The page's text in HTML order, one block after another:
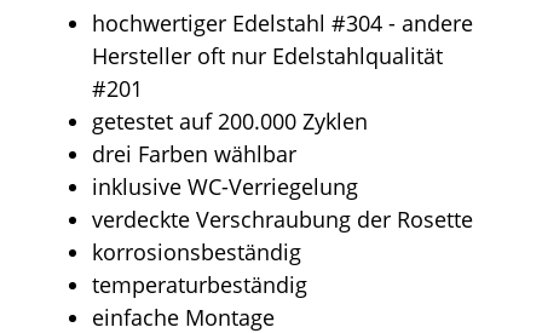
hochwertiger Edelstahl #304 - andere
Hersteller oft nur Edelstahlqualität
#201
getestet auf 200.000 Zyklen
drei Farben wählbar
inklusive WC-Verriegelung
verdeckte Verschraubung der Rosette
korrosionsbeständig
temperaturbeständig
einfache Montage